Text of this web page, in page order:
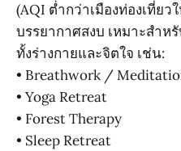
(AQI ต่ำกว่าเมืองท่องเที่ย
บรรยากาศสงบ เหมาะสำห
ทั้งร่างกายและจิตใจ เช่น:
• Breathwork /
• Yoga Retreat
• Forest Therapy
• Sleep Retreat